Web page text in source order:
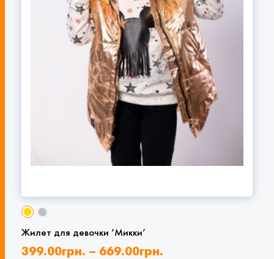
Жилет для девочки ‘Микки’
399.00грн. – 669.00грн.